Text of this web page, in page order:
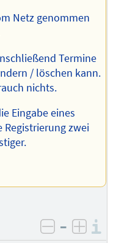
Netz genommen
Termine
/ löschen kann.
nichts.
Eingabe eines
Registrierung zwei
negativ
–